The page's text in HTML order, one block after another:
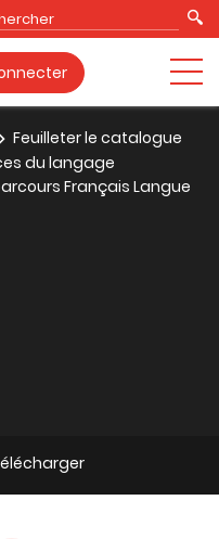
Feuilleter le catalogue
du langage
Français Langue